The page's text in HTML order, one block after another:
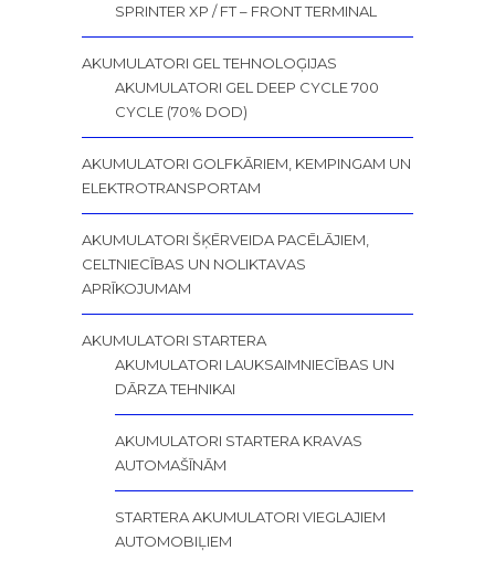
SPRINTER XP / FT – FRONT TERMINAL
AKUMULATORI GEL TEHNOLOĢIJAS
AKUMULATORI GEL DEEP CYCLE 700
CYCLE (70% DOD)
AKUMULATORI GOLFKĀRIEM, KEMPINGAM UN
ELEKTROTRANSPORTAM
AKUMULATORI ŠĶĒRVEIDA PACĒLĀJIEM,
CELTNIECĪBAS UN NOLIKTAVAS
APRĪKOJUMAM
AKUMULATORI STARTERA
AKUMULATORI LAUKSAIMNIECĪBAS UN
DĀRZA TEHNIKAI
AKUMULATORI STARTERA KRAVAS
AUTOMAŠĪNĀM
STARTERA AKUMULATORI VIEGLAJIEM
AUTOMOBIĻIEM